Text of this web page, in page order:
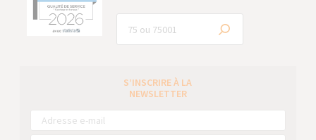
S’INSCRIRE À LA
NEWSLETTER